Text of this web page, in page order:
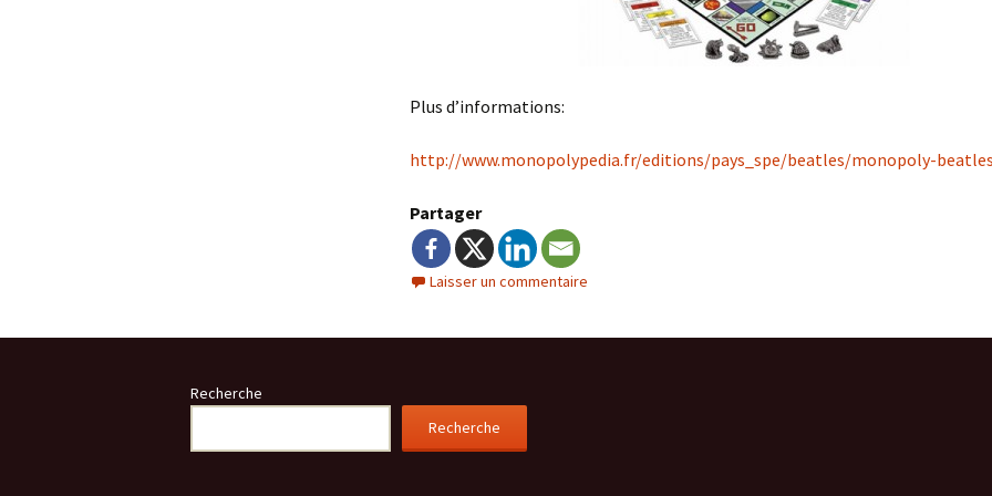
Plus d’informations:
http://www.monopolypedia.fr/editions/pays_spe/beatles/monopoly-
Partager
Laisser un commentaire
Recherche
Recherche